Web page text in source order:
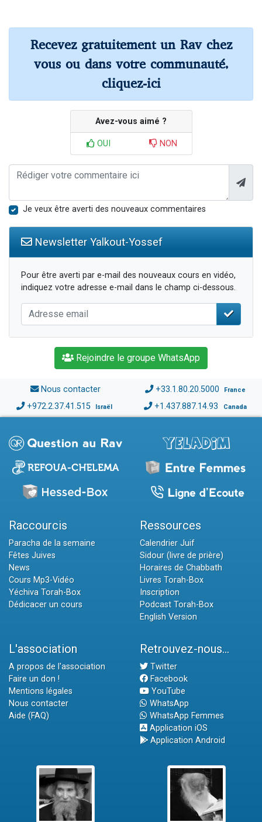
Recevez gratuitement un Rav chez
vous ou dans votre communauté,
cliquez-ici
Avez-vous aimé ?
OUI NON
Je veux être averti des nouveaux commentaires
Newsletter Yalkout-Yossef
Pour être averti par e-mail des nouveaux cours en vidéo,
indiquez votre adresse e-mail dans le champ ci-dessous.
Rejoindre le groupe WhatsApp
Nous contacter +33.1.80.20.5000 France
+972.2.37.41.515 Israël +1.437.887.14.93 Canada
Raccourcis
Paracha de la semaine
Fêtes Juives
News
Cours Mp3-Vidéo
Yéchiva Torah-Box
Dédicacer un cours
Ressources
Calendrier Juif
Sidour (livre de prière)
Horaires de Chabbath
Livres Torah-Box
Inscription
Podcast Torah-Box
English Version
L'association
A propos de l'association
Faire un don !
Mentions légales
Nous contacter
Aide (FAQ)
Retrouvez-nous...
Twitter
Facebook
YouTube
WhatsApp
WhatsApp Femmes
Application iOS
Application Android